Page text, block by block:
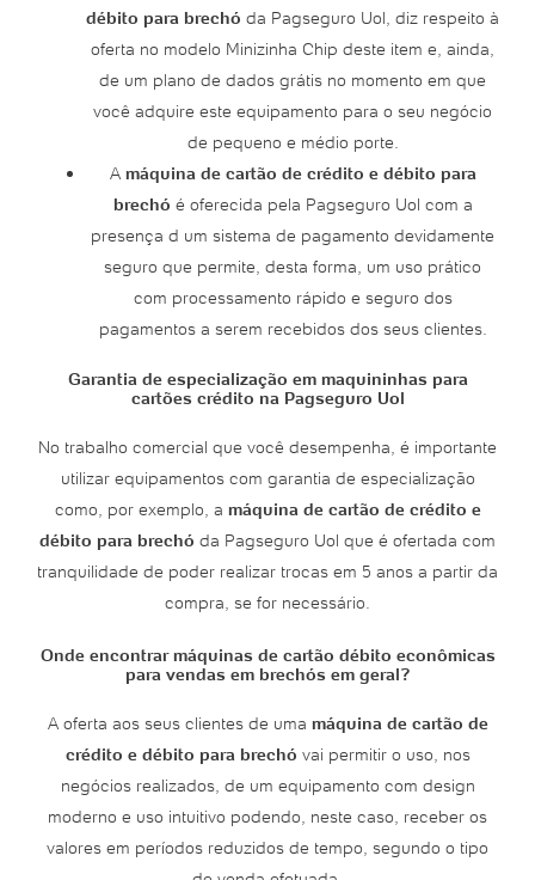
débito para brechó da Pagseguro Uol, diz respeito à
oferta no modelo Minizinha Chip deste item e, ainda,
de um plano de dados grátis no momento em que
você adquire este equipamento para o seu negócio
de pequeno e médio porte.
A máquina de cartão de crédito e débito para
brechó é oferecida pela Pagseguro Uol com a
presença d um sistema de pagamento devidamente
seguro que permite, desta forma, um uso prático
com processamento rápido e seguro dos
pagamentos a serem recebidos dos seus clientes.
Garantia de especialização em maquininhas para
cartões crédito na Pagseguro Uol
No trabalho comercial que você desempenha, é importante
utilizar equipamentos com garantia de especialização
como, por exemplo, a máquina de cartão de crédito e
débito para brechó da Pagseguro Uol que é ofertada com
tranquilidade de poder realizar trocas em 5 anos a partir da
compra, se for necessário.
Onde encontrar máquinas de cartão débito econômicas
para vendas em brechós em geral?
A oferta aos seus clientes de uma máquina de cartão de
crédito e débito para brechó vai permitir o uso, nos
negócios realizados, de um equipamento com design
moderno e uso intuitivo podendo, neste caso, receber os
valores em períodos reduzidos de tempo, segundo o tipo